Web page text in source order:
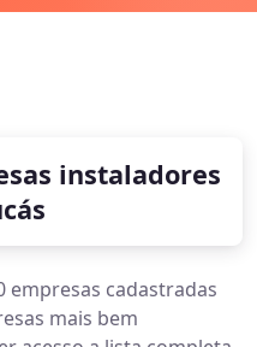
instaladores
empresas cadastradas
mais bem